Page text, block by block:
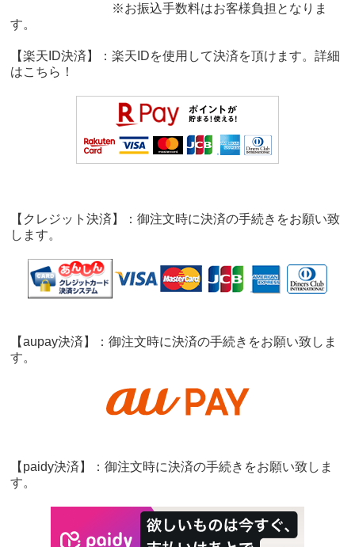
※お振込手数料はお客様負担となりま
す。
【楽天ID決済】：楽天IDを使用して決済を頂けます。詳細
はこちら！
【クレジット決済】：御注文時に決済の手続きをお願い致
します。
【aupay決済】：御注文時に決済の手続きをお願い致しま
す。
【paidy決済】：御注文時に決済の手続きをお願い致しま
す。